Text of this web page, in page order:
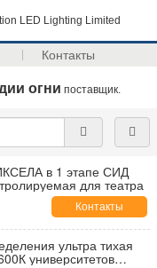
LED Lighting Limited
Контакты
огни поставщик.
в 1 этапе СИД
для театра
Контакты
ультра тихая
университетов